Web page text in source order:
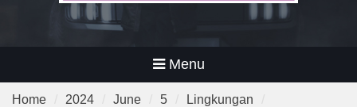
Menu
Home 2024 June 5
Lingkungan